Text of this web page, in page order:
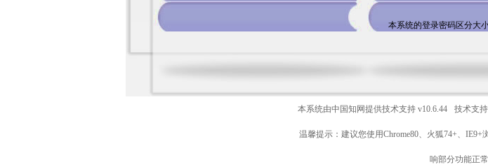
本系统的登录密码区分大
本系统由中国知网提供技术支持v10.6.44 技术支
温馨提示：建议您使用Chrome80、火狐74+、
响部分功能正常